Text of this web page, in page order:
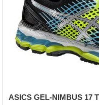
ASICS GEL-NIMBUS 17